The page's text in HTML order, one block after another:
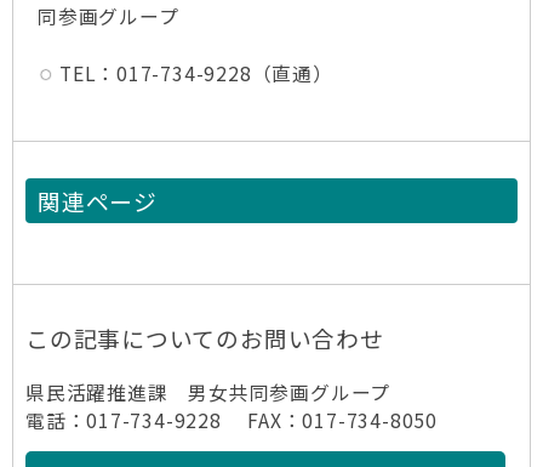
同参画グループ
TEL：017-734-9228（直通）
関連ページ
この記事についてのお問い合わせ
県民活躍推進課 男女共同参画グループ
電話：017-734-9228 FAX：017-734-8050